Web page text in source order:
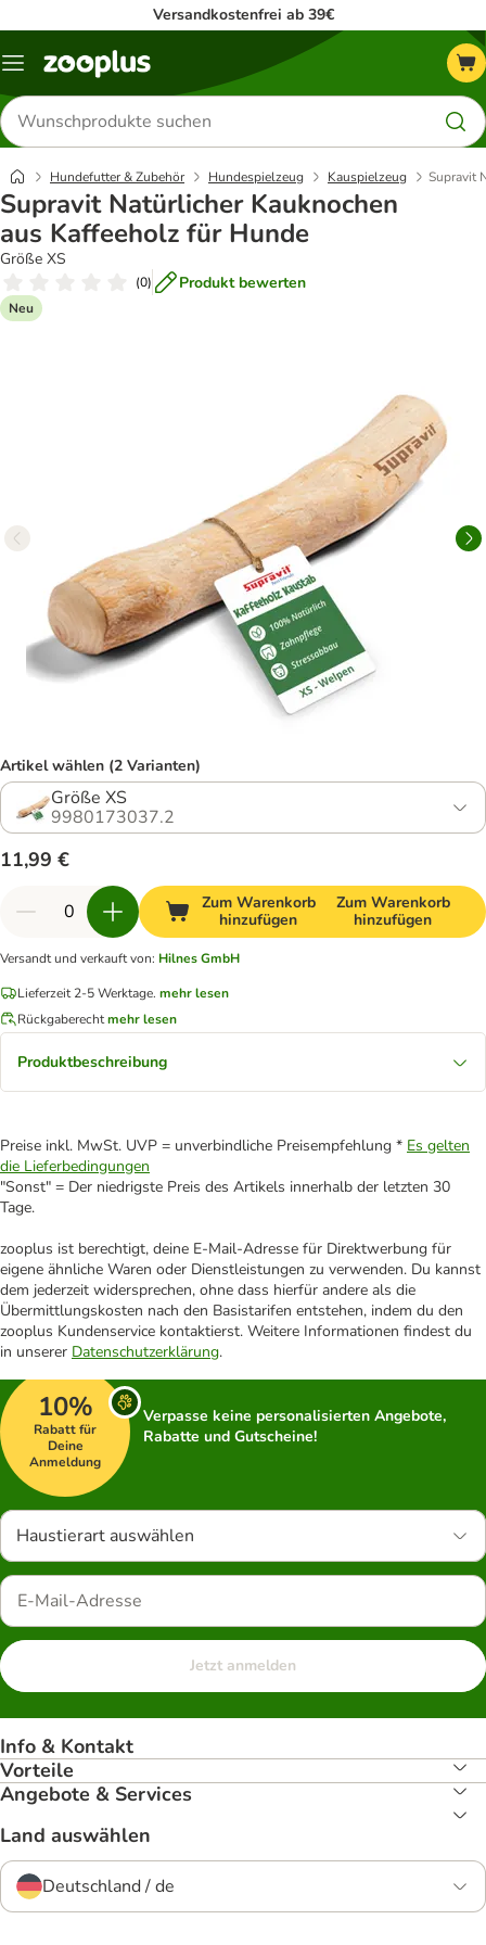
Versandkostenfrei ab 39€
Menü
Produkte
suchen
Hundefutter & Zubehör Hundespielzeug Kauspielzeug Supravit
Supravit Natürlicher Kauknochen
aus Kaffeeholz für Hunde
Größe XS
(0) Produkt bewerten
Neu
Artikel wählen (2 Varianten)
Größe XS
9980173037.2
11,99 €
Zum Warenkorb
hinzufügen
Zum Warenkorb
hinzufügen
Versandt und verkauft von: Hilnes GmbH
Lieferzeit 2-5 Werktage. mehr lesen
Rückgaberechtmehr lesen
Produktbeschreibung
Preise inkl. MwSt. UVP = unverbindliche Preisempfehlung * Es gelten
die Lieferbedingungen
"Sonst" = Der niedrigste Preis des Artikels innerhalb der letzten 30
Tage.
zooplus ist berechtigt, deine E-Mail-Adresse für Direktwerbung für
eigene ähnliche Waren oder Dienstleistungen zu verwenden. Du kannst
dem jederzeit widersprechen, ohne dass hierfür andere als die
Übermittlungskosten nach den Basistarifen entstehen, indem du den
zooplus Kundenservice kontaktierst. Weitere Informationen findest du
in unserer Datenschutzerklärung.
10%
Rabatt für
Deine
Anmeldung
Verpasse keine personalisierten Angebote,
Rabatte und Gutscheine!
Haustierart auswählen
Jetzt anmelden
Info & Kontakt
Vorteile
Angebote & Services
Land auswählen
Deutschland / de